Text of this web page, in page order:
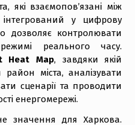
які взаємопов’язані між
інтегрований у цифрову
дозволяє контролювати
реального часу.
Heat Map, завдяки якій
міста, аналізувати
сценарії та проводити
енергомережі.
значення для Харкова.